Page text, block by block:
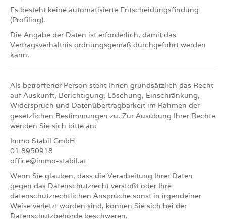
Es besteht keine automatisierte Entscheidungsfindung
(Profiling).
Die Angabe der Daten ist erforderlich, damit das
Vertragsverhältnis ordnungsgemäß durchgeführt werden
kann.
Als betroffener Person steht Ihnen grundsätzlich das Recht
auf Auskunft, Berichtigung, Löschung, Einschränkung,
Widerspruch und Datenübertragbarkeit im Rahmen der
gesetzlichen Bestimmungen zu. Zur Ausübung Ihrer Rechte
wenden Sie sich bitte an:
Immo Stabil GmbH
01 8950918
office@immo-stabil.at
Wenn Sie glauben, dass die Verarbeitung Ihrer Daten
gegen das Datenschutzrecht verstößt oder Ihre
datenschutzrechtlichen Ansprüche sonst in irgendeiner
Weise verletzt worden sind, können Sie sich bei der
Datenschutzbehörde beschweren.